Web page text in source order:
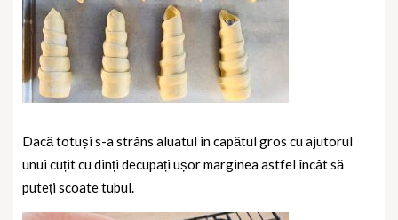
Dacă totuși s-a strâns aluatul în capătul gros cu ajutorul
unui cuțit cu dinți decupați ușor marginea astfel încât să
puteți scoate tubul.